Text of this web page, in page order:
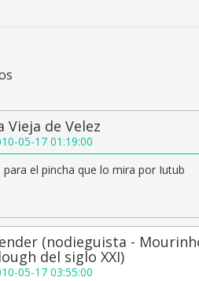
Vieja de Velez
05-17 01:19:00
para el pincha que lo mira por Iutub
(nodieguista -
del siglo XXI)
05-17 03:55:00